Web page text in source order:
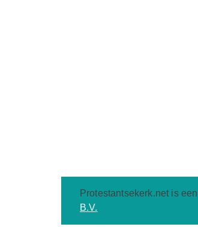
Protestantsekerk.net is
B.V.